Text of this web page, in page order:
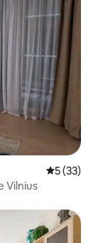
5 de uma
5 (33)
Vilnius